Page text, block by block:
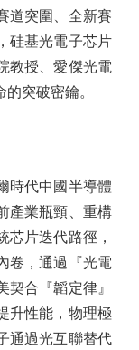
道突圍、全新賽
硅基光電子芯片
教授、愛傑光電
突破密鑰。
代中國半導體
產業瓶頸、重構
芯片迭代路徑，
卷，通過『光電
合『韜定律』
升性能，物理極
通過光互聯替代